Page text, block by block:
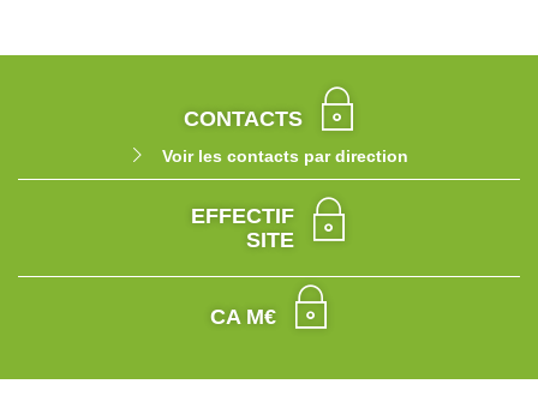
CONTACTS
Voir les contacts par direction
EFFECTIF
SITE
CA M€